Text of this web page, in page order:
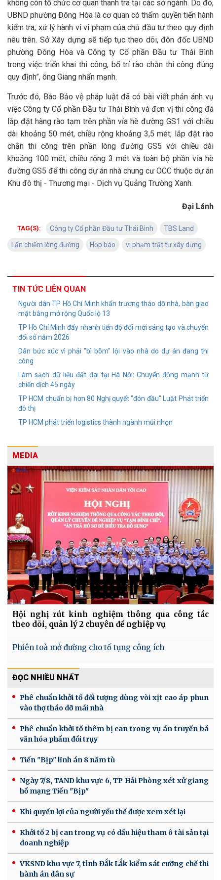
không còn tổ chức cơ quan thanh tra tại các sở ngành. Do đó,
UBND phường Đông Hòa là cơ quan có thẩm quyền tiến hành
kiểm tra, xử lý hành vi vi phạm của chủ đầu tư theo quy định
nêu trên. Sở Xây dựng sẽ tiếp tục theo dõi, đôn đốc UBND
phường Đông Hòa và Công ty Cổ phần Đầu tư Thái Bình
trong việc triển khai thi công, bố trí rào chắn thi công đúng
quy định”, ông Giang nhấn mạnh.
Trước đó, Báo Bảo vệ pháp luật đã có bài viết phản ánh vụ
việc Công ty Cổ phần Đầu tư Thái Bình và đơn vị thi công đã
lắp đặt hàng rào tạm trên phần vỉa hè đường GS1 với chiều
dài khoảng 50 mét, chiều rộng khoảng 3,5 mét; lắp đặt rào
chắn thi công trên phần lòng đường GS5 với chiều dài
khoảng 100 mét, chiều rộng 3 mét và toàn bộ phần vỉa hè
đường GS5 để thi công dự án nhà chung cư OCC thuộc dự án
Khu đô thị - Thương mại - Dịch vụ Quảng Trường Xanh.
Đại Lánh
TAG(S): Công ty Cổ phần Đầu tư Thái Bình TBS Land
Lấn chiếm lòng đường Họp báo vi phạm trật tự xây dựng
TIN TỨC LIÊN QUAN
Người dân TP Hồ Chí Minh khẩn trương tháo dỡ nhà, bàn giao
mặt bằng mở rộng Quốc lộ 13
TP Hồ Chí Minh đẩy nhanh tiến độ đổi mới sáng tạo và chuyển
đổi số năm 2026
Dân bức xúc vì phải "bì bõm" lội vào nhà do dự án đang thi
công
Làm sạch dữ liệu đất đai tại Hà Nội: Chuyển động mạnh từ
chiến dịch 45 ngày
TP HCM chuẩn bị hơn 80 Nghị quyết "đón đầu" Luật Phát triển
đô thị
TP HCM phát triển logistics thành ngành mũi nhọn
MEDIA
Hội nghị rút kinh nghiệm thông qua công tác
theo dõi, quản lý 2 chuyên đề nghiệp vụ
Phiên toà mở đường cho tố tụng công ích
ĐỌC NHIỀU NHẤT
Phê chuẩn khởi tố đối tượng dùng vòi xịt cao áp phun
vào thợ tháo dỡ mái nhà
Phê chuẩn khởi tố thêm bị can trong vụ án truyền bá
văn hóa phẩm đồi trụy
Tiến "Bịp" lĩnh án 8 năm tù
Ngày 7/8, TAND khu vực 6, TP Hải Phòng xét xử giang
hồ mạng Tiến "Bịp"
Khi quyền lợi của người yếu thế được xem xét lại
Khởi tố 2 bị can trong vụ có dấu hiệu tham ô tài sản tại
doanh nghiệp
VKSND khu vực 7, tỉnh Đắk Lắk kiểm sát cưỡng chế thi
hành án dân sự